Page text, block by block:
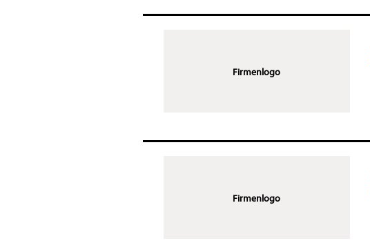
Firmenlogo
Firmenlogo